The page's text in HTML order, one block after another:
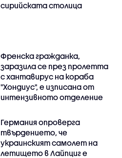
сирийската столица
Френска гражданка,
заразила се през пролетта
с хантавирус на кораба
"Хондиус", е изписана от
интензивното отделение
Германия опроверга
твърдението, че
украинският самолет на
летището в Лайпциг е